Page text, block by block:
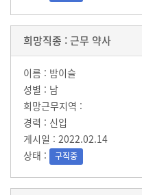
근무 약사
밤이슬
남
신입
2022.02.14
구직중